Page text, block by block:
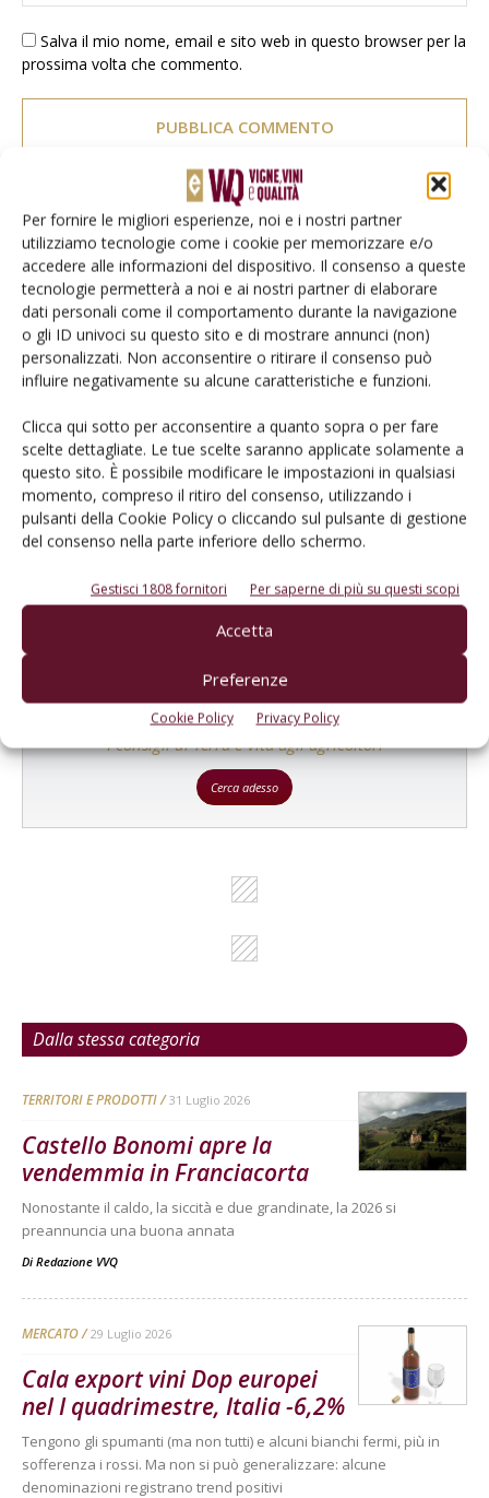
Per fornire le migliori esperienze, noi e i nostri partner
utilizziamo tecnologie come i cookie per memorizzare e/o
accedere alle informazioni del dispositivo. Il consenso a queste
tecnologie permetterà a noi e ai nostri partner di elaborare
dati personali come il comportamento durante la navigazione
o gli ID univoci su questo sito e di mostrare annunci (non)
personalizzati. Non acconsentire o ritirare il consenso può
influire negativamente su alcune caratteristiche e funzioni.
Clicca qui sotto per acconsentire a quanto sopra o per fare
scelte dettagliate. Le tue scelte saranno applicate solamente a
questo sito. È possibile modificare le impostazioni in qualsiasi
momento, compreso il ritiro del consenso, utilizzando i
pulsanti della Cookie Policy o cliccando sul pulsante di gestione
del consenso nella parte inferiore dello schermo.
Gestisci 1808 fornitori Per saperne di più su questi scopi
Accetta
Preferenze
Cookie Policy Privacy Policy
Salva il mio nome, email e sito web in questo browser per la
prossima volta che commento.
E-magazine
Tecniche, prodotti e servizi dalle aziende
Catalogo Aziende e Prodotti
Un modo semplice per cercare un'azienda o un
prodotto!
Cerca adesso
L'Esperto risponde
I consigli di Terra e Vita agli agricoltori
Cerca adesso
Dalla stessa categoria
TERRITORI E PRODOTTI 31 Luglio 2026
Castello Bonomi apre la
vendemmia in Franciacorta
Nonostante il caldo, la siccità e due grandinate, la 2026 si
preannuncia una buona annata
Di Redazione VVQ
MERCATO 29 Luglio 2026
Cala export vini Dop europei
nel I quadrimestre, Italia -6,2%
Tengono gli spumanti (ma non tutti) e alcuni bianchi fermi, più in
sofferenza i rossi. Ma non si può generalizzare: alcune
denominazioni registrano trend positivi